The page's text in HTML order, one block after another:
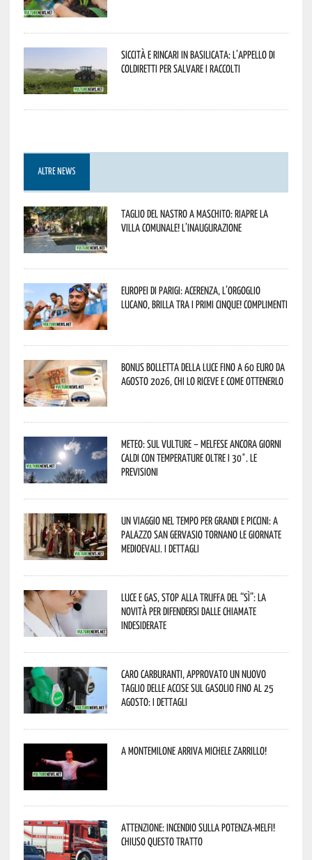
Siccità e rincari in Basilicata: l’appello di
Coldiretti per salvare i raccolti
ALTRE NEWS
Taglio del nastro a Maschito: riapre la
Villa Comunale! L’inaugurazione
Europei di Parigi: Acerenza, l’orgoglio
lucano, brilla tra i primi cinque! Complimenti
Bonus bolletta della luce fino a 60 euro da
agosto 2026, chi lo riceve e come ottenerlo
Meteo: sul Vulture – melfese ancora giorni
caldi con temperature oltre i 30°. Le
previsioni
Un viaggio nel tempo per grandi e piccini: a
Palazzo San Gervasio tornano le Giornate
Medioevali. I dettagli
Luce e gas, stop alla truffa del “Sì”: la
novità per difendersi dalle chiamate
indesiderate
Caro carburanti, approvato un nuovo
taglio delle accise sul gasolio fino al 25
agosto: i dettagli
A Montemilone arriva Michele Zarrillo!
Attenzione: incendio sulla Potenza-Melfi!
Chiuso questo tratto